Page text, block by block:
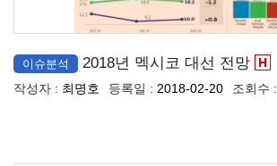
이슈분석 2018년 멕시코 대선 전망
작성자 : 최명호 등록일 : 2018-02-20 조회수 :